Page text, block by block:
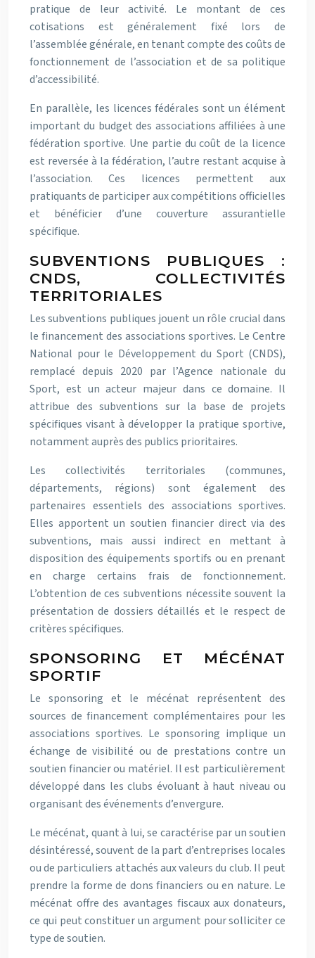
pratique de leur activité. Le montant de ces
cotisations est généralement fixé lors de
l’assemblée générale, en tenant compte des coûts de
fonctionnement de l’association et de sa politique
d’accessibilité.
En parallèle, les licences fédérales sont un élément
important du budget des associations affiliées à une
fédération sportive. Une partie du coût de la licence
est reversée à la fédération, l’autre restant acquise à
l’association. Ces licences permettent aux
pratiquants de participer aux compétitions officielles
et bénéficier d’une couverture assurantielle
spécifique.
SUBVENTIONS PUBLIQUES :
CNDS, COLLECTIVITÉS
TERRITORIALES
Les subventions publiques jouent un rôle crucial dans
le financement des associations sportives. Le Centre
National pour le Développement du Sport (CNDS),
remplacé depuis 2020 par l’Agence nationale du
Sport, est un acteur majeur dans ce domaine. Il
attribue des subventions sur la base de projets
spécifiques visant à développer la pratique sportive,
notamment auprès des publics prioritaires.
Les collectivités territoriales (communes,
départements, régions) sont également des
partenaires essentiels des associations sportives.
Elles apportent un soutien financier direct via des
subventions, mais aussi indirect en mettant à
disposition des équipements sportifs ou en prenant
en charge certains frais de fonctionnement.
L’obtention de ces subventions nécessite souvent la
présentation de dossiers détaillés et le respect de
critères spécifiques.
SPONSORING ET MÉCÉNAT
SPORTIF
Le sponsoring et le mécénat représentent des
sources de financement complémentaires pour les
associations sportives. Le sponsoring implique un
échange de visibilité ou de prestations contre un
soutien financier ou matériel. Il est particulièrement
développé dans les clubs évoluant à haut niveau ou
organisant des événements d’envergure.
Le mécénat, quant à lui, se caractérise par un soutien
désintéressé, souvent de la part d’entreprises locales
ou de particuliers attachés aux valeurs du club. Il peut
prendre la forme de dons financiers ou en nature. Le
mécénat offre des avantages fiscaux aux donateurs,
ce qui peut constituer un argument pour solliciter ce
type de soutien.